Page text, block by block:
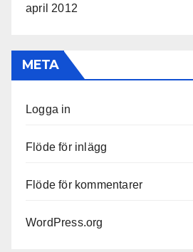
april 2012
META
Logga in
Flöde för inlägg
Flöde för kommentarer
WordPress.org